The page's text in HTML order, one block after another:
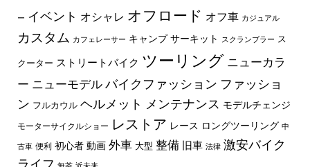
ー イベント オシャレ オフロード オフ車 カジュアル
カスタム カフェレーサー キャンプ サーキット スクランブラー ス
クーター ストリートバイク ツーリング ニューカラ
ー ニューモデル バイクファッション ファッショ
ン フルカウル ヘルメット メンテナンス モデルチェンジ
モーターサイクルショー レストア レース ロングツーリング 中
古車 便利 初心者 動画 外車 大型 整備 旧車 法律 激安バイク
ライフ 無茶 近未来